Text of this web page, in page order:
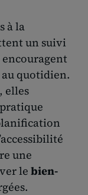
à la
un suivi
encouragent
au quotidien.
elles
une
le bien-